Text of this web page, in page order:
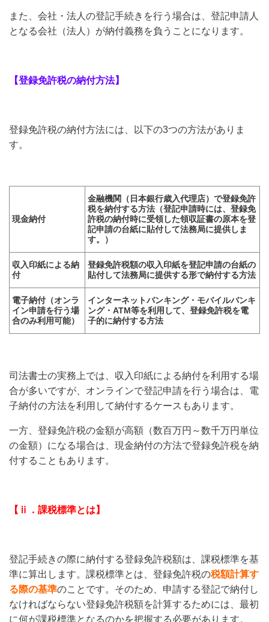
また、会社・法人の登記手続きを行う場合は、登記申請人
となる会社（法人）が納付義務を負うことになります。
【登録免許税の納付方法】
登録免許税の納付方法には、以下の3つの方法がありま
す。
現金納付
金融機関（日本銀行歳入代理店）で登録免許
税を納付する方法（登記申請時には、登録免
許税の納付時に受領した領収証書の原本を登
記申請の台紙に貼付して法務局に提供しま
す。）
収入印紙による納
付
登録免許税額の収入印紙を登記申請の台紙の
貼付して法務局に提供する形で納付する方法
電子納付（オンラ
イン申請を行う場
合のみ利用可能）
インターネットバンキング・モバイルバンキ
ング・ATM等を利用して、登録免許税を電
子的に納付する方法
司法書士の実務上では、収入印紙による納付を利用する場
合が多いですが、オンラインで登記申請を行う場合は、電
子納付の方法を利用して納付するケースもあります。
一方、登録免許税の金額が高額（数百万円～数千万円単位
の金額）になる場合は、現金納付の方法で登録免許税を納
付することもあります。
【ⅱ．課税標準とは】
登記手続きの際に納付する登録免許税額は、課税標準を基
準に算出します。課税標準とは、登録免許税の税額計算す
る際の基準のことです。そのため、申請する登記で納付し
なければならない登録免許税額を計算するためには、最初
に何が課税標準となるのかを把握する必要があります。